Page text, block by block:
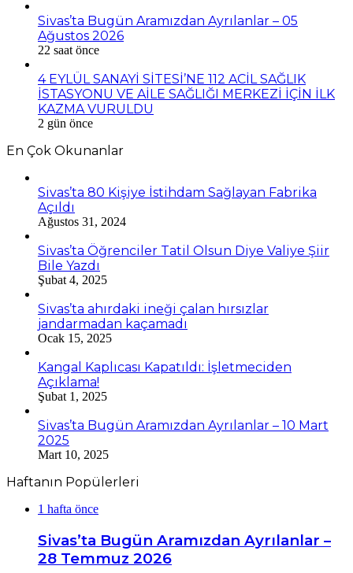
Sivas’ta Bugün Aramızdan Ayrılanlar – 05
Ağustos 2026
22 saat önce
4 EYLÜL SANAYİ SİTESİ’NE 112 ACİL SAĞLIK
İSTASYONU VE AİLE SAĞLIĞI MERKEZİ İÇİN İLK
KAZMA VURULDU
2 gün önce
En Çok Okunanlar
Sivas’ta 80 Kişiye İstihdam Sağlayan Fabrika
Açıldı
Ağustos 31, 2024
Sivas’ta Öğrenciler Tatil Olsun Diye Valiye Şiir
Bile Yazdı
Şubat 4, 2025
Sivas’ta ahırdaki ineği çalan hırsızlar
jandarmadan kaçamadı
Ocak 15, 2025
Kangal Kaplıcası Kapatıldı: İşletmeciden
Açıklama!
Şubat 1, 2025
Sivas’ta Bugün Aramızdan Ayrılanlar – 10 Mart
2025
Mart 10, 2025
Haftanın Popülerleri
1 hafta önce
Sivas’ta Bugün Aramızdan Ayrılanlar –
28 Temmuz 2026